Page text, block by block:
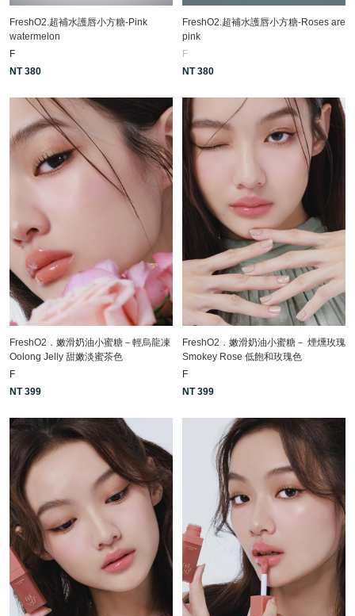
FreshO2.超補水護唇小方糖-Pink
watermelon
F
NT 380
FreshO2.超補水護唇小方糖-Roses are
pink
F
NT 380
FreshO2．嫩滑奶油小蜜糖－輕烏龍凍
Oolong Jelly 甜嫩淡蜜茶色
F
NT 399
FreshO2．嫩滑奶油小蜜糖－ 煙燻玫瑰
Smokey Rose 低飽和玫瑰色
F
NT 399